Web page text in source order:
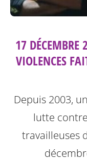
17 DÉCEMBRE
VIOLENCES
Depuis 2003,
lutte
travailleuses